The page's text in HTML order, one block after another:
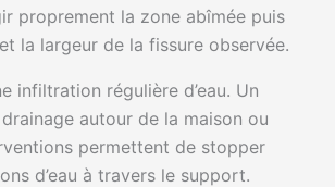
proprement la zone abîmée puis
la largeur de la fissure observée.
infiltration régulière d’eau. Un
autour de la maison ou
permettent de stopper
d’eau à travers le support.